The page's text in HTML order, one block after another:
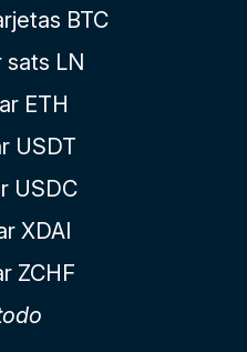
BTC
sats LN
ETH
USDT
USDC
XDAI
ZCHF